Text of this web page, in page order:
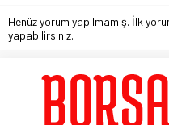
Henüz yorum yapılmamış. İlk
yapabilirsiniz.